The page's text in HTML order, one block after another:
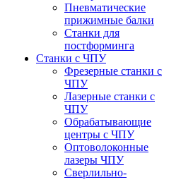
Пневматические
прижимные балки
Станки для
постформинга
Станки с ЧПУ
Фрезерные станки с
ЧПУ
Лазерные станки с
ЧПУ
Обрабатывающие
центры с ЧПУ
Оптоволоконные
лазеры ЧПУ
Сверлильно-